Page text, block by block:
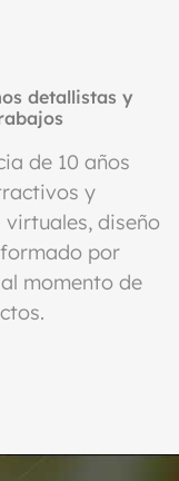
detallistas y
de 10 años
y
diseño
por
momento de